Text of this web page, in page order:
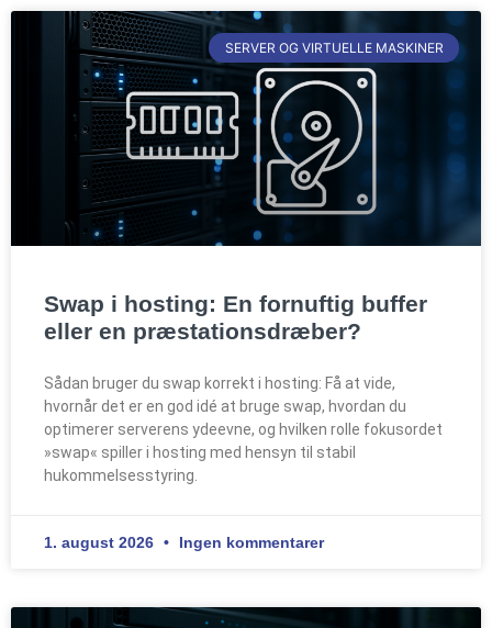
SERVER OG VIRTUELLE MASKINER
Swap i hosting: En fornuftig buffer
eller en præstationsdræber?
Sådan bruger du swap korrekt i hosting: Få at vide,
hvornår det er en god idé at bruge swap, hvordan du
optimerer serverens ydeevne, og hvilken rolle fokusordet
»swap« spiller i hosting med hensyn til stabil
hukommelsesstyring.
1. august 2026 Ingen kommentarer